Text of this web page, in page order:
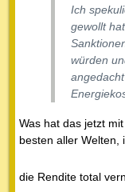
Ich
gewollt
würden
Was hat das jetzt
besten aller Welten,
die Rendite total